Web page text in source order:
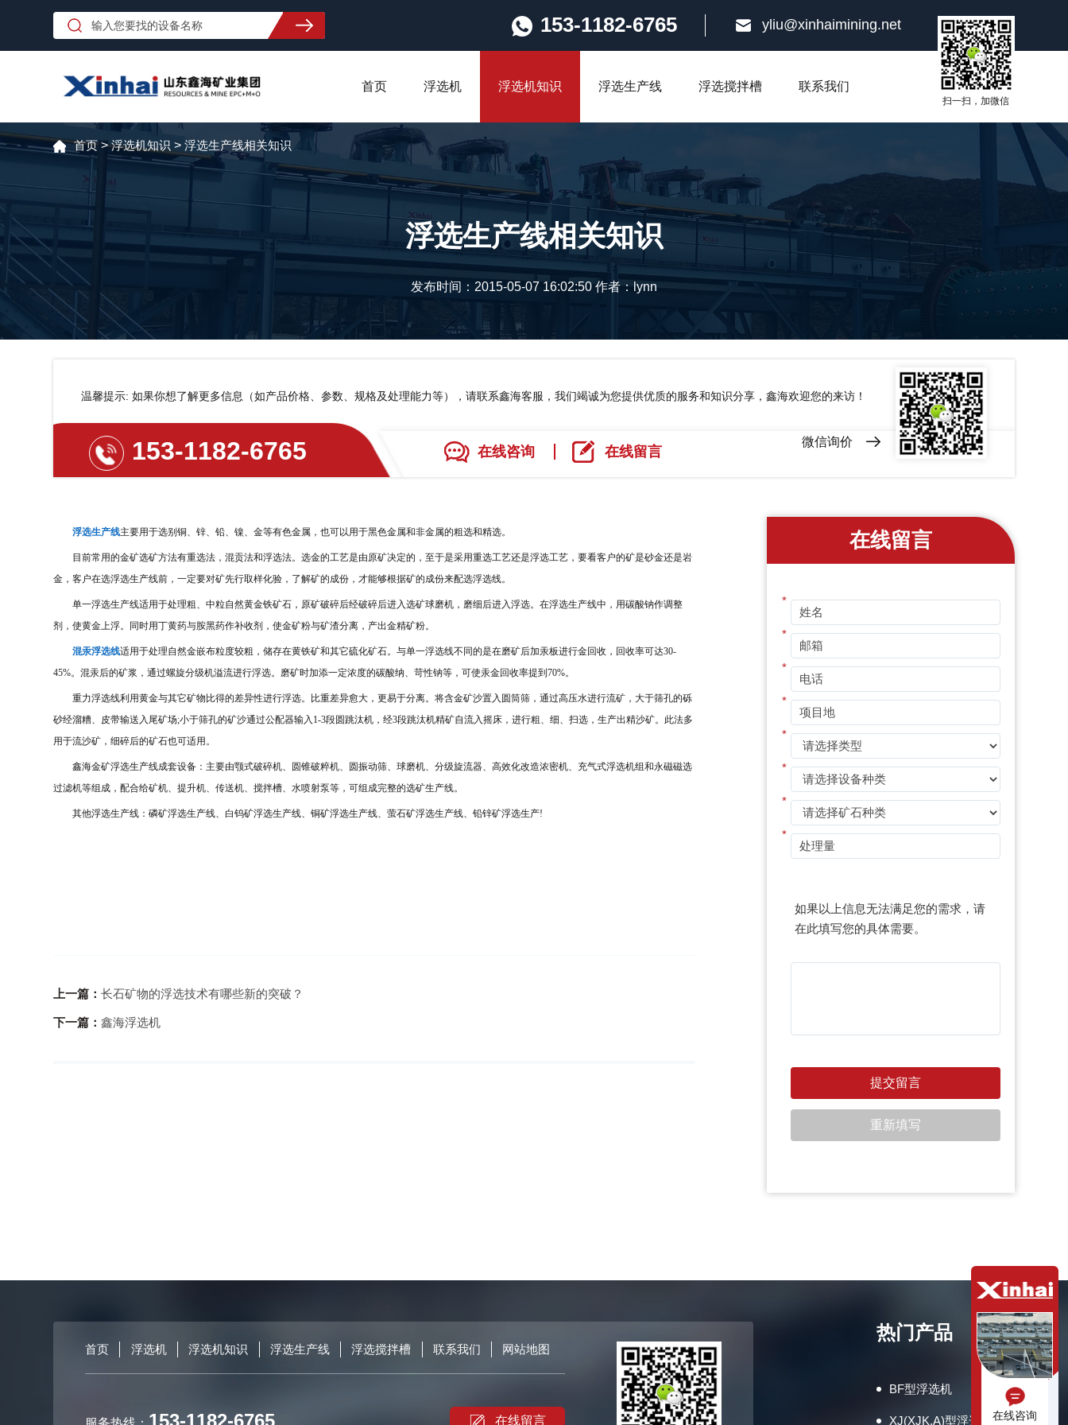
153-1182-6765 yliu@xinhaimining.net
扫一扫，加微信
首页 浮选机 浮选机知识 浮选生产线 浮选搅拌槽 联系我们
首页>浮选机知识 >浮选生产线相关知识
浮选生产线相关知识
发布时间：2015-05-07 16:02:50 作者：lynn
温馨提示: 如果你想了解更多信息（如产品价格、参数、规格及处理能力等），请联系鑫海客服，我们竭诚为您提供优质的服务和知识分享，鑫海欢迎您的来访！
153-1182-6765 在线咨询 在线留言
微信询价
浮选生产线主要用于选别铜、锌、铅、镍、金等有色金属，也可以用于黑色金属和非金属的粗选和精选。
目前常用的金矿选矿方法有重选法，混贡法和浮选法。选金的工艺是由原矿决定的，至于是采用重选工艺还是浮选工艺，要看客户的矿是砂金还是岩
金，客户在选浮选生产线前，一定要对矿先行取样化验，了解矿的成份，才能够根据矿的成份来配选浮选线。
单一浮选生产线适用于处理粗、中粒自然黄金铁矿石，原矿破碎后经破碎后进入选矿球磨机，磨细后进入浮选。在浮选生产线中，用碳酸钠作调整
剂，使黄金上浮。同时用丁黄药与胺黑药作补收剂，使金矿粉与矿渣分离，产出金精矿粉。
混汞浮选线适用于处理自然金嵌布粒度较粗，储存在黄铁矿和其它硫化矿石。与单一浮选线不同的是在磨矿后加汞板进行金回收，回收率可达30-
45%。混汞后的矿浆，通过螺旋分级机溢流进行浮选。磨矿时加添一定浓度的碳酸纳、苛性钠等，可使汞金回收率提到70%。
重力浮选线利用黄金与其它矿物比得的差异性进行浮选。比重差异愈大，更易于分离。将含金矿沙置入圆筒筛，通过高压水进行流矿，大于筛孔的砾
砂经溜糟、皮带输送入尾矿场;小于筛孔的矿沙通过公配器输入 1-3段圆跳汰机，经3段跳汰机精矿自流入摇床，进行粗、细、扫选，生产出精沙矿。此法多
用于流沙矿，细碎后的矿石也可适用。
鑫海金矿浮选生产线成套设备：主要由颚式破碎机、圆锥破粹机、圆振动筛、球磨机、分级旋流器、高效化改造浓密机、充气式浮选机组和永磁磁选
过滤机等组成，配合给矿机、提升机、传送机、搅拌槽、水喷射泵等，可组成完整的选矿生产线。
其他浮选生产线：磷矿浮选生产线、白钨矿浮选生产线、铜矿浮选生产线、萤石矿浮选生产线、铅锌矿浮选生产!
上一篇：长石矿物的浮选技术有哪些新的突破？
下一篇：鑫海浮选机
在线留言
*
*
*
*
*
*
*
*
如果以上信息无法满足您的需求，请
在此填写您的具体需要。
首页 浮选机 浮选机知识 浮选生产线 浮选搅拌槽 联系我们 网站地图
153-1182-6765 在线留言
热门产品
BF型浮选机
XJ(XJK,A)型浮选机 在线咨询